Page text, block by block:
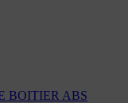
BOITIER ABS